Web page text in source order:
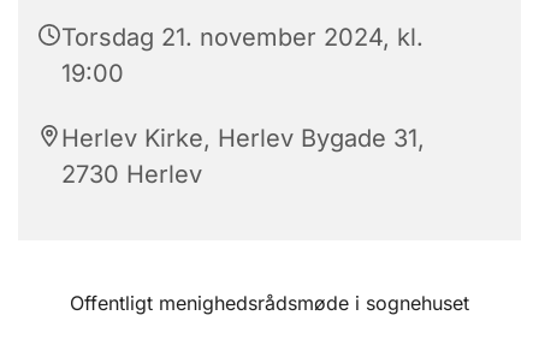
Torsdag 21. november 2024, kl.
19:00
Herlev Kirke, Herlev Bygade 31,
2730 Herlev
Offentligt menighedsrådsmøde i sognehuset